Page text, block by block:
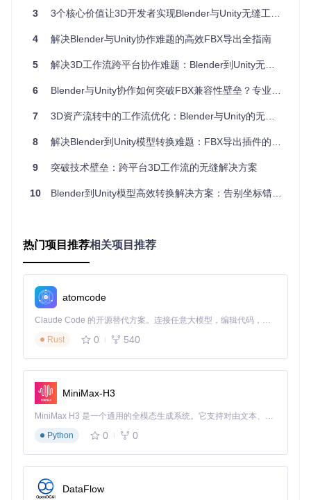
插件对FBX格式进行了Unity专用优化，主要体现在：
三角化处理：自动将N-gon多边形转换为三角形网格
骨骼过滤：仅导出参与变形的骨骼数据
下载插件源码：git clone https://gitcode.com/gh
exporter.py文件
勾选启用"Import-Export: Unity FBX format"插件
执行标准导出流程
完成安装后，通过专用导出通道执行资产导出：
在Blender中选择需要导出的模型或场景
打开"文件 → 导出 → Unity FBX (.fbx)"菜单
配置高级导出参数
导出对话框提供三类关键配置选项：
核心选项 功能说明
网格
3 3个核心价值让3D开发者实现Blender与Unity无缝工作流解决方案
4 解决Blender与Unity协作难题的高效FBX导出全指南
5 解决3D工作流跨平台协作难题：Blender到Unity无缝导出工具实战指南
6 Blender与Unity协作如何突破FBX兼容性壁垒？专业解决方案解析
7 3D资产流转中的工作流优化：Blender与Unity的无缝协作方案
8 解决Blender到Unity模型转换难题：FBX导出插件的创新方案
9 突破技术壁垒：跨平台3D工作流的无缝解决方案
10 Blender到Unity模型高效转换解决方案：告别坐标错乱的FBX导出插件
热门项目推荐相关项目推荐
atomcode
Claude Code 的开源替代方案。连接任意大模型，编辑代码，运行命令，自动验证 — 全自动执行。用 Rust 构建，极致性能。 ｜ An open-source alternative to Claude Code. Connect any LLM, edit code, run commands, and verify changes — autonomously. Built in Rust for speed. Get Started
Rust
0 540
MiniMax-H3
MiniMax H3 是一个通用的全模态生成系统。它支持对由文本、图像、视频和音频组成的多模态上下文进行统一理解，并能生成分辨率高达 2K、时长可达 15 秒的带原生立体声音频的视频。得益于面向任务泛化的系统设计，H3 在预训练阶段就已具备广泛的多模态上下文理解与生成能力，能够出色地执行复杂的多模态指令。
Python
0 0
DataFlow